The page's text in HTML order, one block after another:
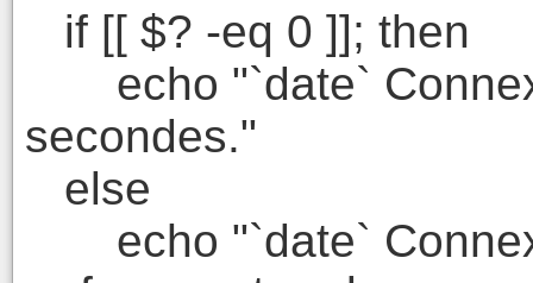
if [[ $? -eq 0 ]]; then
echo "`date`
secondes."
else
echo "`date`